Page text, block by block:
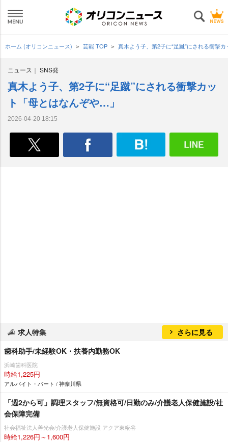
ホーム (オリコンニュース) 芸能 TOP 真木よう子、第2子に“足蹴”にされる衝撃
ニュース SNS発
真木よう子、第2子に“足蹴”にされる衝撃カッ
ト「母とはなんぞや…」
2026-04-20 18:15
求人特集
さらに見る
歯科助手/未経験OK・扶養内勤務OK
浜崎歯科医院
時給1,225円
アルバイト・パート / 神奈川県
「週2から可」調理スタッフ/無資格可/日勤のみ/介護老人保健施設/社
会保障完備
社会福祉法人善光会/介護老人保健施設 アクア東糀谷
時給1,226円～1,600円